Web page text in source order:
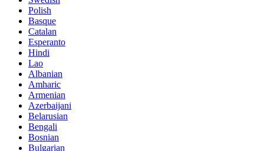
Polish
Basque
Catalan
Esperanto
Hindi
Lao
Albanian
Amharic
Armenian
Azerbaijani
Belarusian
Bengali
Bosnian
Bulgarian